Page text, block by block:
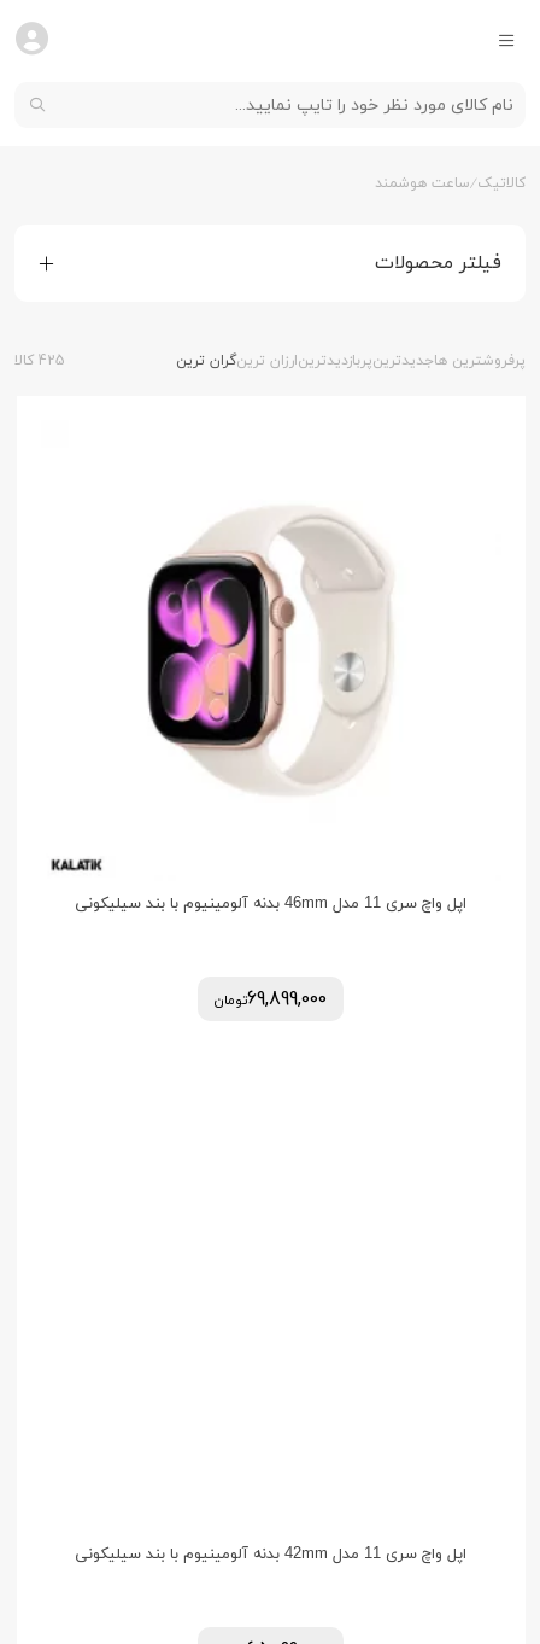
کالاتیک ساعت هوشمند
فیلتر محصولات
پرفروشترین هاجدیدترینپربازدیدترینارزان ترینگران ترین 425 کالا
اپل واچ سری 11 مدل 46mm بدنه آلومینیوم با بند سیلیکونی
69,899,000تومان
اپل واچ سری 11 مدل 42mm بدنه آلومینیوم با بند سیلیکونی